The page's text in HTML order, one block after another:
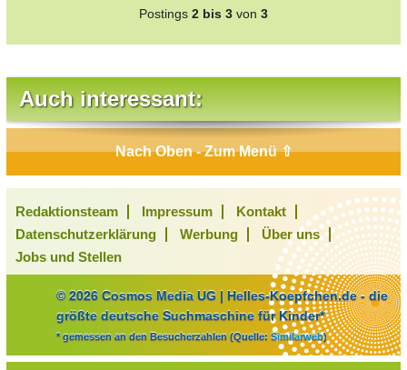
Postings 2 bis 3 von 3
Auch interessant:
Nach Oben - Zum Menü ⇧
Redaktionsteam Impressum
Kontakt
Datenschutzerklärung
Werbung
Über uns
Jobs und Stellen
© 2026 Cosmos Media UG | Helles-Koepfchen.de - die
größte deutsche Suchmaschine für Kinder*
* gemessen an den Besucherzahlen (Quelle: Similarweb)